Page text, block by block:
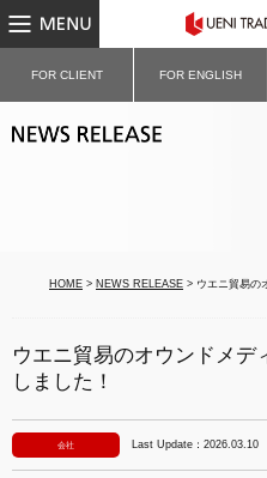
FOR CLIENT FOR ENGLISH
HOME > NEWS RELEASE > ウエニ貿易の
ウエニ貿易のオウンドメデ
しました！
会社 Last Update：2026.03.10